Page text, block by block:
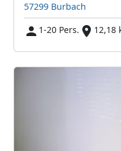
57299 Burbach
1-20 Pers.
12,18